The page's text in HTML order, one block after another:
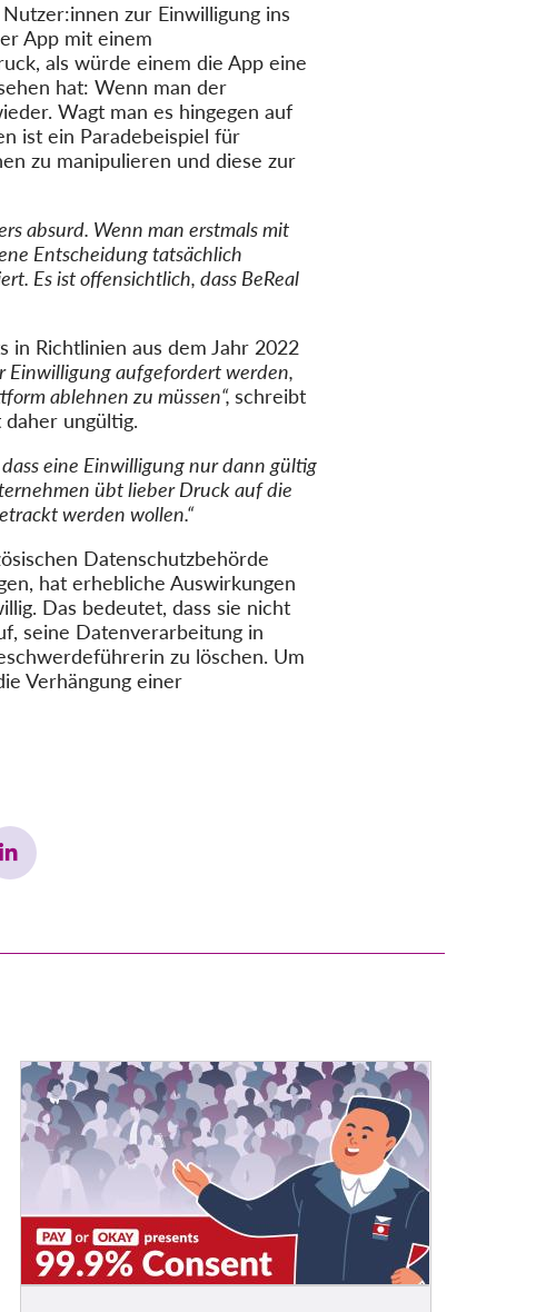
zur Einwilligung ins
App mit einem
als würde einem die App eine
hat: Wenn man der
Wagt man es hingegen auf
ist ein Paradebeispiel für
zu manipulieren und diese zur
absurd. Wenn man erstmals mit
Entscheidung tatsächlich
Es ist offensichtlich, dass BeReal
in Richtlinien aus dem Jahr 2022
Einwilligung aufgefordert werden,
ablehnen zu müssen“, schreibt
ungültig.
eine Einwilligung nur dann gültig
übt lieber Druck auf die
werden wollen.“
Datenschutzbehörde
hat erhebliche Auswirkungen
Das bedeutet, dass sie nicht
seine Datenverarbeitung in
zu löschen. Um
Verhängung einer